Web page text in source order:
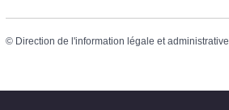
© Direction de l'information légale et administrative